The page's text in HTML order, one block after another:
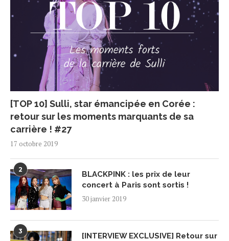
[TOP 10] Sulli, star émancipée en Corée :
retour sur les moments marquants de sa
carrière ! #27
17 octobre 2019
2
BLACKPINK : les prix de leur
concert à Paris sont sortis !
30 janvier 2019
3
[INTERVIEW EXCLUSIVE] Retour sur